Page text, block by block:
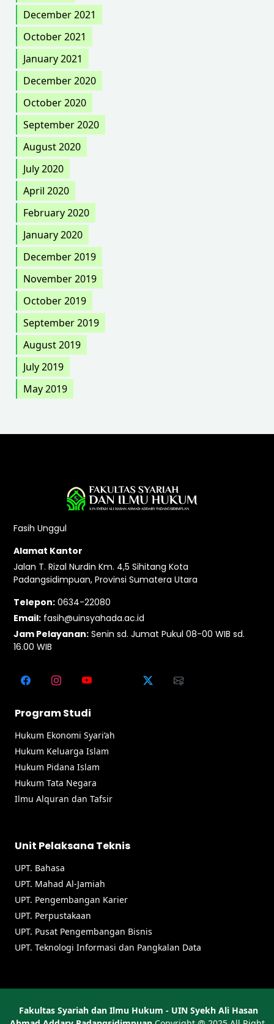
December 2021
October 2021
January 2021
December 2020
October 2020
September 2020
August 2020
July 2020
April 2020
February 2020
January 2020
December 2019
November 2019
October 2019
September 2019
August 2019
July 2019
May 2019
Fasih Unggul
Alamat Kantor
Jalan T. Rizal Nurdin Km. 4,5 Sihitang Kota
Padangsidimpuan, Provinsi Sumatera Utara
Telepon: 0634-22080
Email: fasih@uinsyahada.ac.id
Jam Pelayanan: Senin sd. Jumat Pukul 08-00 WIB sd.
16.00 WIB
Program Studi
Hukum Ekonomi Syari’ah
Hukum Keluarga Islam
Hukum Pidana Islam
Hukum Tata Negara
Ilmu Alquran dan Tafsir
Unit Pelaksana Teknis
UPT. Bahasa
UPT. Mahad Al-Jamiah
UPT. Pengembangan Karier
UPT. Perpustakaan
UPT. Pusat Pengembangan Bisnis
UPT. Teknologi Informasi dan Pangkalan Data
Fakultas Syariah dan Ilmu Hukum - UIN Syekh Ali Hasan